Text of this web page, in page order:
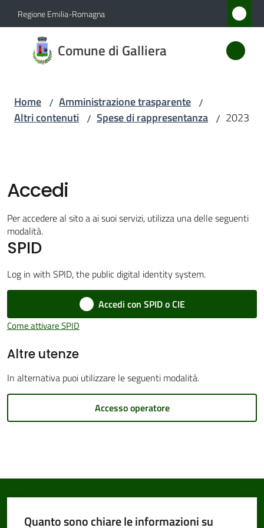
Vai al contenuto
Vai alla navigazione
Vai al footer
Regione Emilia-Romagna
Comune di Galliera
Comune
di
Amministrazione
Servizi
Vivere
Galliera
Amministrazione
Menu selezionato
Tutti
Home / Amministrazione trasparente /
Altri contenuti / Spese di rappresentanza / 2023
Accedi
Per accedere al sito a ai suoi servizi, utilizza una delle seguenti
modalità.
SPID
Log in with SPID, the public digital identity system.
Accedi con SPID o CIE
Come attivare SPID
Altre utenze
In alternativa puoi utilizzare le seguenti modalità.
Accesso operatore
Quanto sono chiare le informazioni su